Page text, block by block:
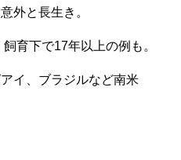
外と長生き。
下で17年以上の例も。
イ、ブラジルなど南米